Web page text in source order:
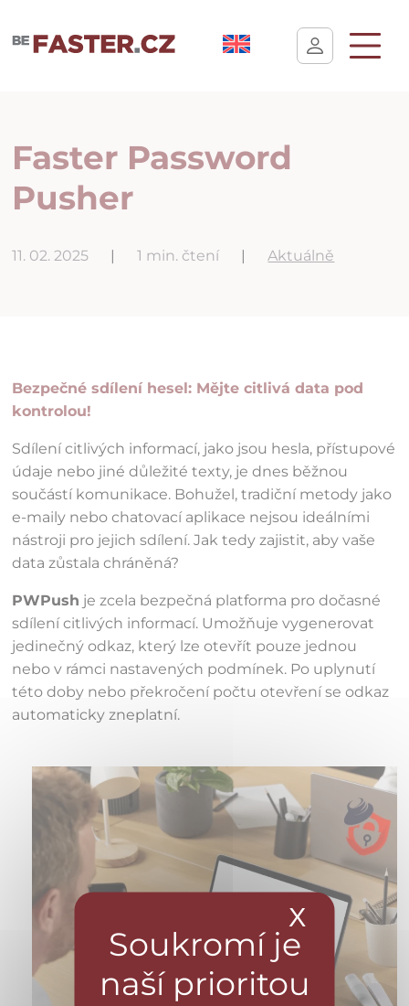
Faster Password
Pusher
11. 02. 2025 | 1 min. čtení | Aktuálně
Bezpečné sdílení hesel: Mějte citlivá data pod
kontrolou!
Sdílení citlivých informací, jako jsou hesla, přístupové
údaje nebo jiné důležité texty, je dnes běžnou
součástí komunikace. Bohužel, tradiční metody jako
e-maily nebo chatovací aplikace nejsou ideálními
nástroji pro jejich sdílení. Jak tedy zajistit, aby vaše
data zůstala chráněná?
PWPush je zcela bezpečná platforma pro dočasné
sdílení citlivých informací. Umožňuje vygenerovat
jedinečný odkaz, který lze otevřít pouze jednou
nebo v rámci nastavených podmínek. Po uplynutí
této doby nebo překročení počtu otevření se odkaz
automaticky zneplatní.
X Skrýt